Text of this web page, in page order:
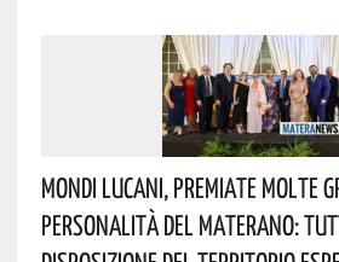
Mondi Lucani, Premiate Molte
Personalità Del Materano: